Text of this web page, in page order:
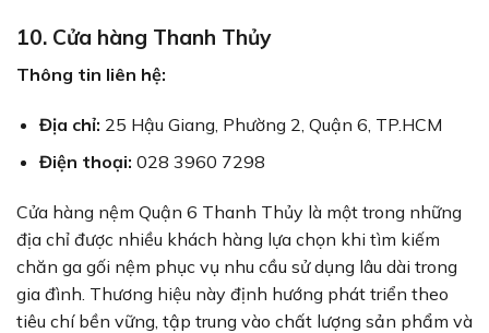
10. Cửa hàng Thanh Thủy
Thông tin liên hệ:
Địa chỉ: 25 Hậu Giang, Phường 2, Quận 6, TP.HCM
Điện thoại: 028 3960 7298
Cửa hàng nệm Quận 6 Thanh Thủy là một trong những
địa chỉ được nhiều khách hàng lựa chọn khi tìm kiếm
chăn ga gối nệm phục vụ nhu cầu sử dụng lâu dài trong
gia đình. Thương hiệu này định hướng phát triển theo
tiêu chí bền vững, tập trung vào chất lượng sản phẩm và